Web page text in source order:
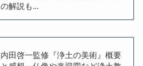
の解説も...
内田啓一監修『浄土の美術』概要